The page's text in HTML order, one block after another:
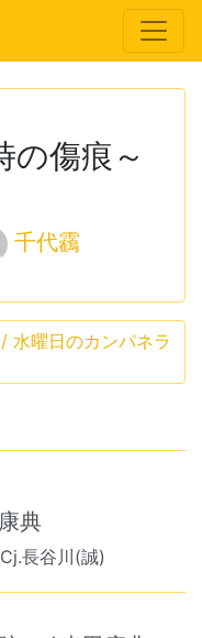
の傷痕～
千代靏
水曜日のカンパネラ
典
Cj.長谷川(誠)